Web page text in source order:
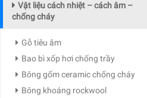
Vật liệu cách nhiệt – cách âm –
chống cháy
Gỗ tiêu âm
Bao bì xốp hơi chống trầy
Bông gốm ceramic chống cháy
Bông khoáng rockwool